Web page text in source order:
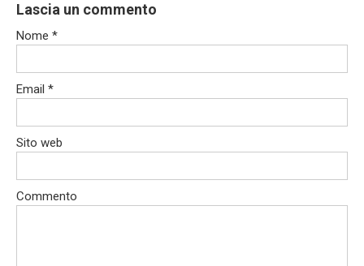
Lascia un commento
Nome *
Email *
Sito web
Commento